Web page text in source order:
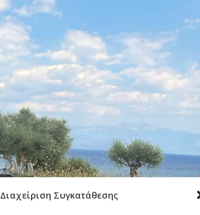
Διαχείριση Συγκατάθεσης